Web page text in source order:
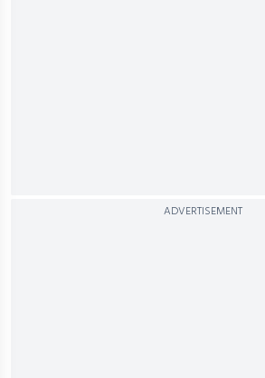
ADVERTISEMENT